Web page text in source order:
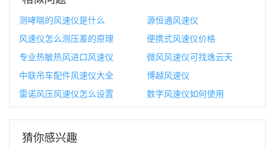
测哮喘的风速仪是什么
源恒通风速仪
风速仪怎么测压差的原理
便携式风速仪价格
专业热敏热风进口风速仪
微风风速仪可找逸云天
中联吊车配件风速仪大全
博越风速仪
雷诺风压风速仪怎么设置
数字风速仪如何使用
猜你感兴趣